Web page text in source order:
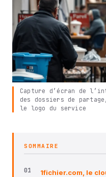
Capture d’écran de
des dossiers de
le logo du service
SOMMAIRE
1fichier.com, le